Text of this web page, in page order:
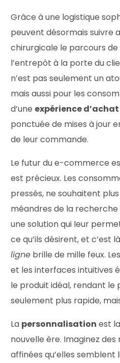
Grâce à une logistique
peuvent désormais suivre
chirurgicale le parcours
l’entrepôt à la porte du
n’est pas seulement un
mais aussi pour les
d’une expérience
ponctuée de mises à jour
de leur commande.
Le futur du e-commerce
est précieux. Les
pressés, ne souhaitent
méandres de la
une solution qui leur
ce qu’ils désirent, et c’est
ligne brille de mille feux.
et les interfaces intuitives
le produit idéal, rendant le
seulement plus rapide,
La personnalisation est
nouvelle ère. Imaginez
affinées qu’elles semblent